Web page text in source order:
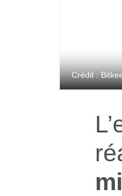
Crédit :